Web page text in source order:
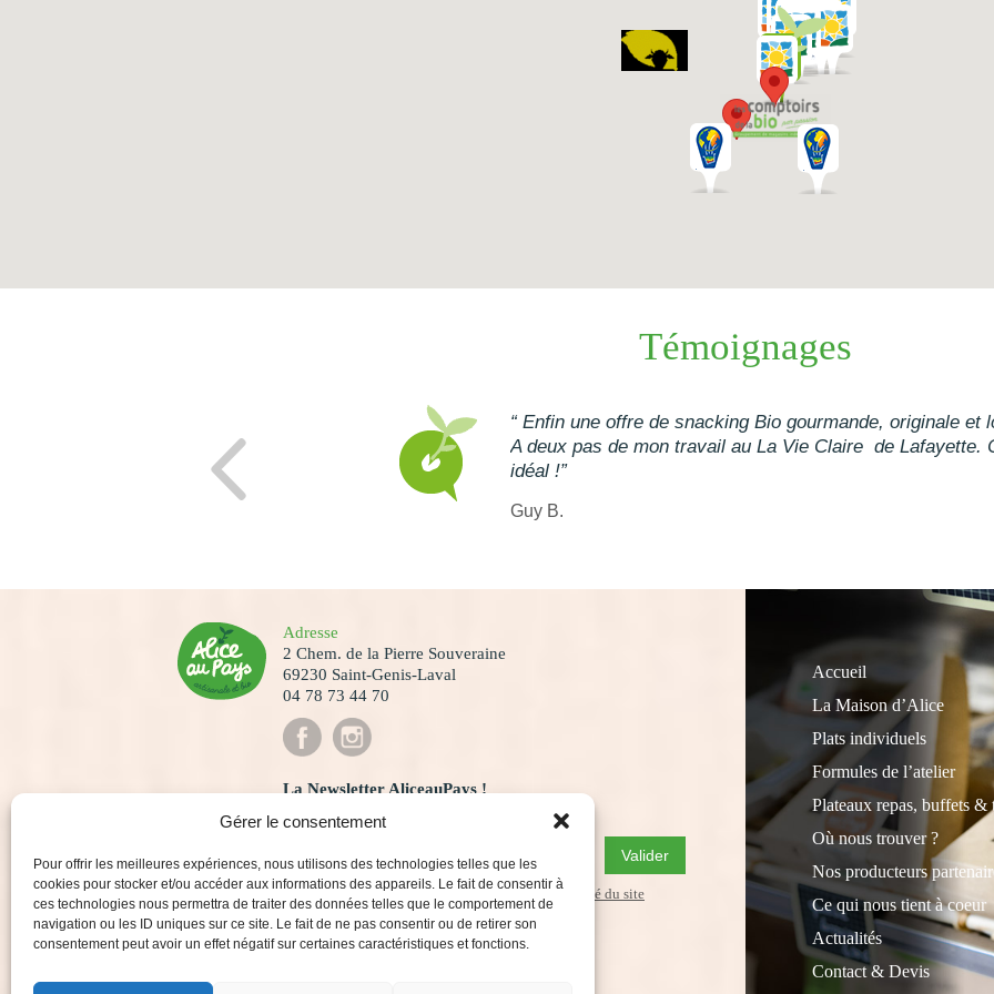
Gérer le consentement
Pour offrir les meilleures expériences, nous utilisons des technologies telles que les
cookies pour stocker et/ou accéder aux informations des appareils. Le fait de consentir à
ces technologies nous permettra de traiter des données telles que le comportement de
navigation ou les ID uniques sur ce site. Le fait de ne pas consentir ou de retirer son
consentement peut avoir un effet négatif sur certaines caractéristiques et fonctions.
Témoignages
“ Enfin une offre de snacking Bio gourmande, originale et
A deux pas de mon travail au La Vie Claire de Lafayette.
idéal !”
Guy B.
Adresse
2 Chem. de la Pierre Souveraine
69230 Saint-Genis-Laval
04 78 73 44 70
La Newsletter AliceauPays !
Recevez les dernières actualités en vous abonnant.
Valider
J'ai lu et j'acceptela politique de confidentialité du site
Accueil
La Maison d’Alice
Plats individuels
Formules de l’atelier
Plateaux repas, buffets
Où nous trouver ?
Nos producteurs
Ce qui nous tient à coeur
Actualités
Contact & Devis